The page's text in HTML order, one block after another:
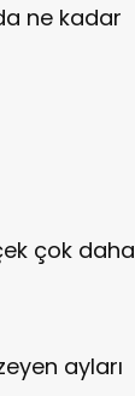
ne kadar
çok daha
ayları